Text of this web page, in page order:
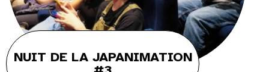
NUIT DE LA JAPANIMATION